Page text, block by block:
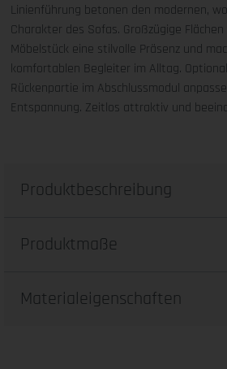
Linienführung betonen den modernen,
Charakter des Sofas. Großzügige
Möbelstück eine stilvolle Präsenz und
komfortablen Begleiter im Alltag.
Rückenpartie im Abschlussmodul
Entspannung. Zeitlos attraktiv und
Produktbeschreibung
Produktmaße
Materialeigenschaften